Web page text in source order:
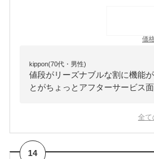
価
kippon(70代・男性)
値段がリーズナブルな割に機能
とがちょっとアフターサービス面
全て
14